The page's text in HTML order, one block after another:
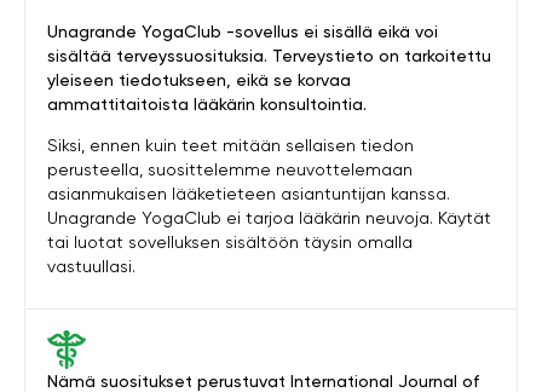
Nämä suositukset perustuvat International Journal of
Unagrande YogaClub -sovellus ei sisällä eikä voi
sisältää terveyssuosituksia. Terveystieto on tarkoitettu
yleiseen tiedotukseen, eikä se korvaa
ammattitaitoista lääkärin konsultointia.
Siksi, ennen kuin teet mitään sellaisen tiedon
perusteella, suosittelemme neuvottelemaan
asianmukaisen lääketieteen asiantuntijan kanssa.
Unagrande YogaClub ei tarjoa lääkärin neuvoja. Käytät
tai luotat sovelluksen sisältöön täysin omalla
vastuullasi.